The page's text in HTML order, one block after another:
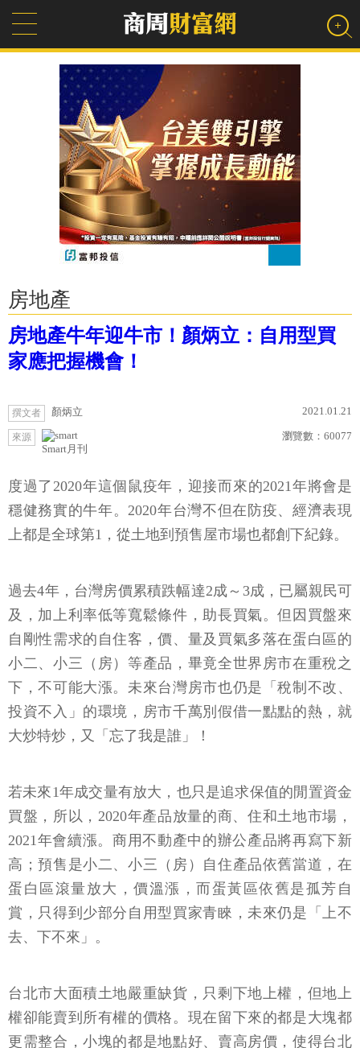
房地產
房地產牛年迎牛市！顏炳立：自用型買
家應把握機會！
撰文者 顏炳立 2021.01.21
來源
Smart月刊
瀏覽數： 60077
度過了2020年這個鼠疫年，迎接而來的2021年將會是
穩健務實的牛年。2020年台灣不但在防疫、經濟表現
上都是全球第1，從土地到預售屋市場也都創下紀錄。
過去4年，台灣房價累積跌幅達2成～3成，已屬親民可
及，加上利率低等寬鬆條件，助長買氣。但因買盤來
自剛性需求的自住客，價、量及買氣多落在蛋白區的
小二、小三（房）等產品，畢竟全世界房市在重稅之
下，不可能大漲。未來台灣房市也仍是「稅制不改、
投資不入」的環境，房市千萬別假借一點點的熱，就
大炒特炒，又「忘了我是誰」！
若未來1年成交量有放大，也只是追求保值的閒置資金
買盤，所以，2020年產品放量的商、住和土地市場，
2021年會續漲。商用不動產中的辦公產品將再寫下新
高；預售是小二、小三（房）自住產品依舊當道，在
蛋白區滾量放大，價溫漲，而蛋黃區依舊是孤芳自
賞，只得到少部分自用型買家青睞，未來仍是「上不
去、下不來」。
台北市大面積土地嚴重缺貨，只剩下地上權，但地上
權卻能賣到所有權的價格。現在留下來的都是大塊都
更需整合，小塊的都是地點好、賣高房價，使得台北